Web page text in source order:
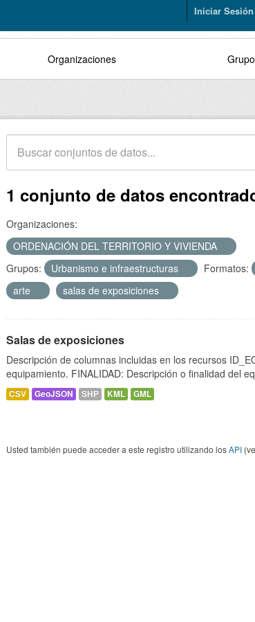
Iniciar Sesión
Organizaciones
1 conjunto de datos
Organizaciones:
ORDENACIÓN DEL TERRITORIO Y VIVIENDA
Grupos:
Urbanismo e infraestructuras Formatos:
arte
salas de exposiciones
Salas de exposiciones
Descripción de columnas incluidas en los recursos
equipamiento. FINALIDAD: Descripción o finalidad del
CSV GeoJSON SHP KML GML
Usted también puede acceder a este registro utilizando losAPI